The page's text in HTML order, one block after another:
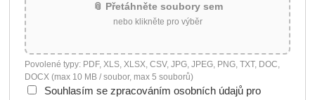
📎 Přetáhněte soubory sem
nebo klikněte pro výběr
Povolené typy: PDF, XLS, XLSX, CSV, JPG, JPEG, PNG, TXT, DOC,
DOCX (max 10 MB / soubor, max 5 souborů)
Souhlasím se zpracováním osobních údajů pro